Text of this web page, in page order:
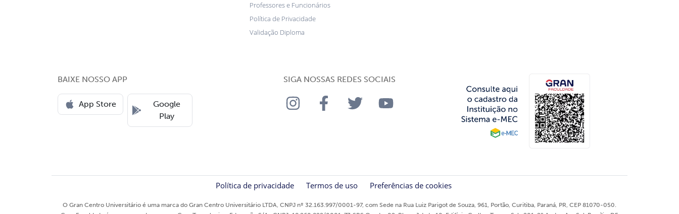
Professores e Funcionários
Política de Privacidade
Validação Diploma
BAIXE NOSSO APP
App Store
Google
Play
SIGA NOSSAS REDES SOCIAIS
Política de privacidade Termos de uso Preferências de cookies
O Gran Centro Universitário é uma marca do Gran Centro Universitário LTDA, CNPJ nº 32.163.997/0001-97, com Sede na Rua Luiz Parigot de Souza, 961, Portão, Curitiba, Paraná, PR, CEP 81070-050.